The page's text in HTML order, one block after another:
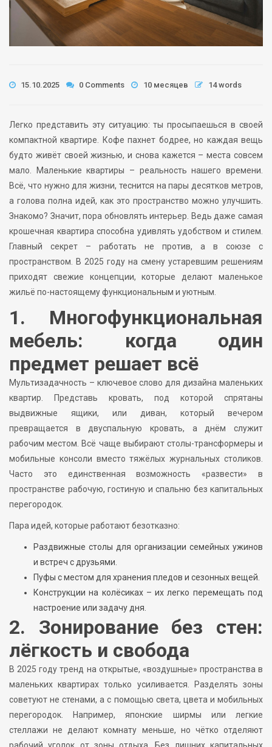
15.10.2025 0 Comments 10 месяцев 14 words
Легко представить эту ситуацию: ты просыпаешься в своей
компактной квартире. Кофе пахнет бодрее, но каждая вещь
будто живёт своей жизнью, и снова кажется – места совсем
мало. Маленькие квартиры – реальность нашего времени.
Всё, что нужно для жизни, теснится на пары десятков метров,
а голова полна идей, как это пространство можно улучшить.
Знакомо? Значит, пора обновлять интерьер. Ведь даже самая
крошечная квартира способна удивлять удобством и стилем.
Главный секрет – работать не против, а в союзе с
пространством. В 2025 году на смену устаревшим решениям
приходят свежие концепции, которые делают маленькое
жильё по-настоящему функциональным и уютным.
1. Многофункциональная
мебель: когда один
предмет решает всё
Мультизадачность – ключевое слово для дизайна маленьких
квартир. Представь кровать, под которой спрятаны
выдвижные ящики, или диван, который вечером
превращается в двуспальную кровать, а днём служит
рабочим местом. Всё чаще выбирают столы-трансформеры и
мобильные консоли вместо тяжёлых журнальных столиков.
Часто это единственная возможность «развести» в
пространстве рабочую, гостиную и спальню без капитальных
перегородок.
Пара идей, которые работают безотказно:
Раздвижные столы для организации семейных ужинов
и встреч с друзьями.
Пуфы с местом для хранения пледов и сезонных вещей.
Конструкции на колёсиках – их легко перемещать под
настроение или задачу дня.
2. Зонирование без стен:
лёгкость и свобода
В 2025 году тренд на открытые, «воздушные» пространства в
маленьких квартирах только усиливается. Разделять зоны
советуют не стенами, а с помощью света, цвета и мобильных
перегородок. Например, японские ширмы или легкие
стеллажи не делают комнату меньше, но чётко отделяют
рабочий уголок от зоны отдыха. Без лишних капитальных